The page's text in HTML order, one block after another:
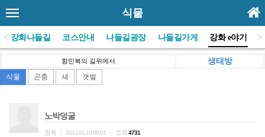
식물
<)강화나들길 코스안내 나들길광장 나들길가게 강화 e야기 >
함민복의 길위에서 생태방
식물 곤충 새 갯벌
노박덩굴
청옥 2012.01.10 00:01 조회 4731